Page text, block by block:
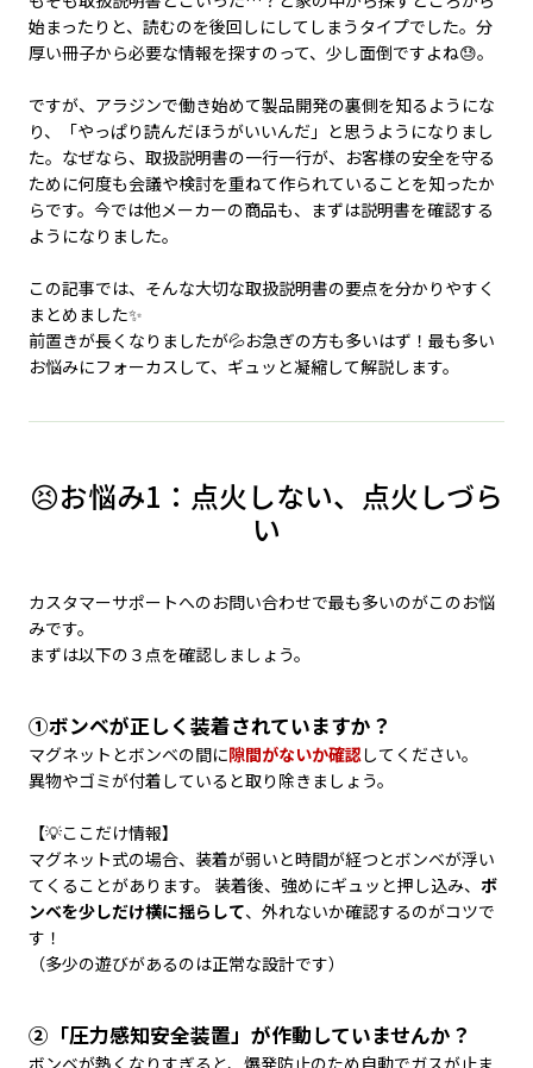
始まったりと、読むのを後回しにしてしまうタイプでした。分
厚い冊子から必要な情報を探すのって、少し面倒ですよね😓。
ですが、アラジンで働き始めて製品開発の裏側を知るようにな
り、「やっぱり読んだほうがいいんだ」と思うようになりまし
た。なぜなら、取扱説明書の一行一行が、お客様の安全を守る
ために何度も会議や検討を重ねて作られていることを知ったか
らです。今では他メーカーの商品も、まずは説明書を確認する
ようになりました。
この記事では、そんな大切な取扱説明書の要点を分かりやすく
まとめました✨
前置きが長くなりましたが💦お急ぎの方も多いはず！最も多い
お悩みにフォーカスして、ギュッと凝縮して解説します。
😣お悩み1：点火しない、点火しづら
い
カスタマーサポートへのお問い合わせで最も多いのがこのお悩
みです。
まずは以下の３点を確認しましょう。
①ボンベが正しく装着されていますか？
マグネットとボンベの間に隙間がないか確認 してください。
異物やゴミが付着していると取り除きましょう。
【💡ここだけ情報】
マグネット式の場合、装着が弱いと時間が経つとボンベが浮い
てくることがあります。 装着後、強めにギュッと押し込み、 ボ
ンベを少しだけ横に揺らして、外れ​ないか確認するのがコツで
す！
（多少の遊びがあるのは正常な設計です）
②「圧力感知安全装置」が作動していませんか？
ボンベが熱くなりすぎると、爆発防止のため自動でガスが止ま